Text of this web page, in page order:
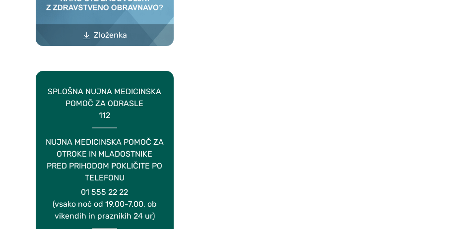
Zloženka
SPLOŠNA NUJNA MEDICINSKA
POMOČ ZA ODRASLE
112
NUJNA MEDICINSKA POMOČ ZA
OTROKE IN MLADOSTNIKE
PRED PRIHODOM POKLIČITE PO
TELEFONU
01 555 22 22
(vsako noč od 19.00-7.00, ob
vikendih in praznikih 24 ur)